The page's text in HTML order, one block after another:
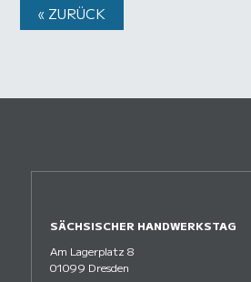
« ZURÜCK
SÄCHSISCHER HANDWERKSTAG
Am Lagerplatz 8
01099 Dresden